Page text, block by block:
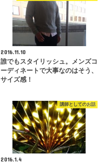
2016.11.10
誰でもスタイリッシュ。メンズコ
ーディネートで大事なのはそう、
サイズ感！
講師としてのお話
2016.1.4